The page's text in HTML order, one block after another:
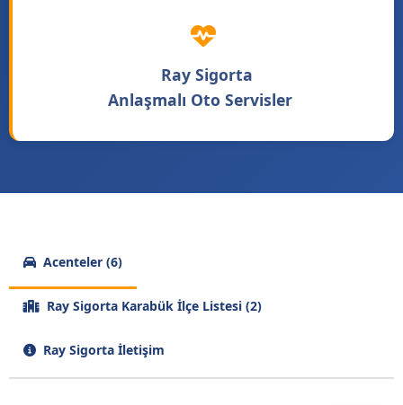
Ray Sigorta
Anlaşmalı Oto Servisler
Acenteler (6)
Ray Sigorta Karabük İlçe Listesi (2)
Ray Sigorta İletişim